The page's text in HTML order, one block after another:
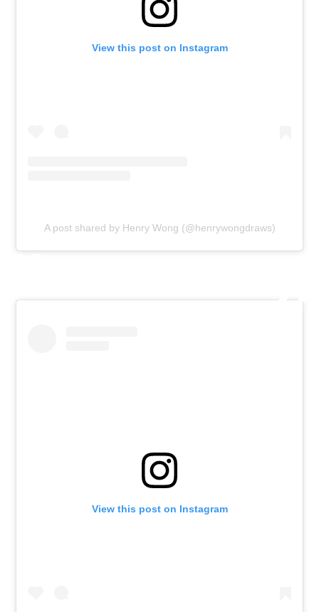
View this post on Instagram
A post shared by Henry Wong (@henrywongdraws)
View this post on Instagram